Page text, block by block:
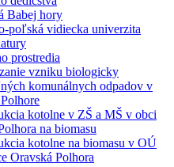
Babej hory
poľská vidiecka univerzita
prostredia
vzniku biologicky
komunálnych odpadov v
kotolne v ZŠ a MŠ v obci
na biomasu
kotolne na biomasu v OÚ
Oravská Polhora